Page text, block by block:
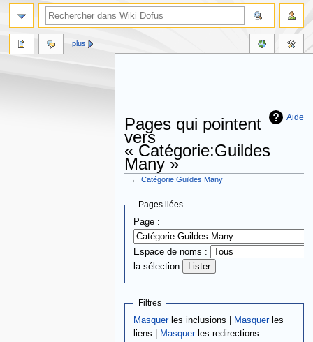
Aide
Pages qui pointent
vers
« Catégorie:Guildes
Many »
←Catégorie:Guildes Many
Aller
navigation
Aller
recherche
Pages liées
Page :
Espace de noms :
la sélection
Filtres
Masquerles inclusions | Masquerles
liens |
Masquerles redirections
plus